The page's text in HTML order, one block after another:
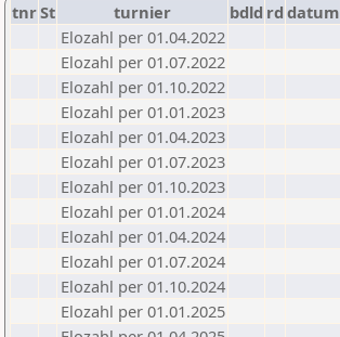
tnrSt turnier bdld rd datum
Elozahl per 01.04.2022
Elozahl per 01.07.2022
Elozahl per 01.10.2022
Elozahl per 01.01.2023
Elozahl per 01.04.2023
Elozahl per 01.07.2023
Elozahl per 01.10.2023
Elozahl per 01.01.2024
Elozahl per 01.04.2024
Elozahl per 01.07.2024
Elozahl per 01.10.2024
Elozahl per 01.01.2025